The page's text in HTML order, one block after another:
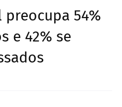
54%
e 42% se